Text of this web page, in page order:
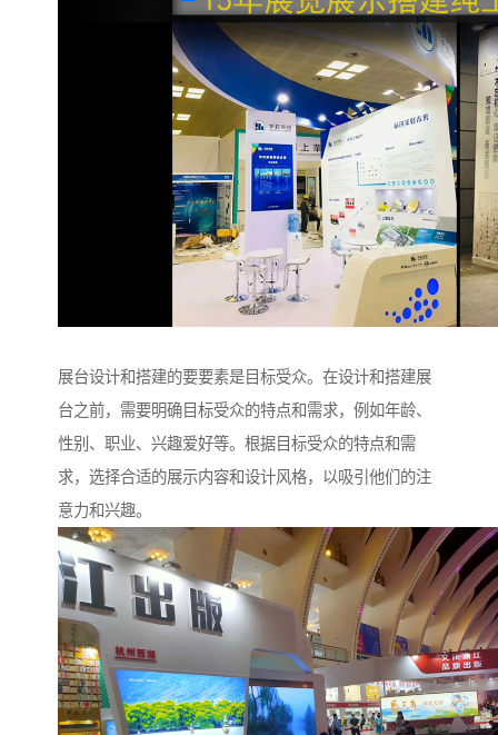
展台设计和搭建的要要素是目标受众。在设计和搭建展
台之前，需要明确目标受众的特点和需求，例如年龄、
性别、职业、兴趣爱好等。根据目标受众的特点和需
求，选择合适的展示内容和设计风格，以吸引他们的注
意力和兴趣。